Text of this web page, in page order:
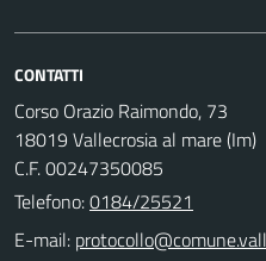
CONTATTI
Corso Orazio Raimondo, 73
18019 Vallecrosia al mare (Im)
C.F. 00247350085
Telefono:0184/25521
E-mail: